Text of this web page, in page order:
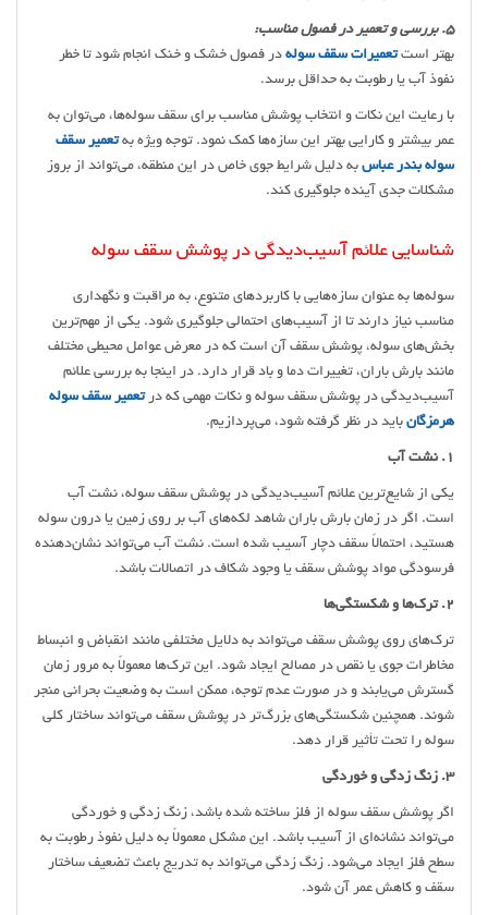
5. بررسی و تعمیر در فصول مناسب:
بهتر استتعمیرات سقف سوله در فصول خشک و خنک انجام شود تا خطر
نفوذ آب یا رطوبت به حداقل برسد.
با رعایت این نکات و انتخاب پوشش مناسب برای سقف سوله‌ها، می‌توان به
عمر بیشتر و کارایی بهتر این سازه‌ها کمک نمود. توجه ویژه بهتعمیر سقف
سوله بندر عباس به دلیل شرایط جوی خاص در این منطقه، می‌تواند از بروز
مشکلات جدی آینده جلوگیری کند.
شناسایی علائم آسیب‌دیدگی در پوشش سقف سوله
سوله‌ها به عنوان سازه‌هایی با کاربردهای متنوع، به مراقبت و نگهداری
مناسب نیاز دارند تا از آسیب‌های احتمالی جلوگیری شود. یکی از مهم‌ترین
بخش‌های سوله، پوشش سقف آن است که در معرض عوامل محیطی مختلف
مانند بارش باران، تغییرات دما و باد قرار دارد. در اینجا به بررسی علائم
آسیب‌دیدگی در پوشش سقف سوله و نکات مهمی که درتعمیر سقف سوله
هرمزگان باید در نظر گرفته شود، می‌پردازیم.
1. نشت آب
یکی از شایع‌ترین علائم آسیب‌دیدگی در پوشش سقف سوله، نشت آب
است. اگر در زمان بارش باران شاهد لکه‌های آب بر روی زمین یا درون سوله
هستید، احتمالاً سقف دچار آسیب شده است. نشت آب می‌تواند نشان‌دهنده
فرسودگی مواد پوشش سقف یا وجود شکاف در اتصالات باشد.
2. ترک‌ها و شکستگی‌ها
ترک‌های روی پوشش سقف می‌تواند به دلایل مختلفی مانند انقباض و انبساط
مخاطرات جوی یا نقص در مصالح ایجاد شود. این ترک‌ها معمولاً به مرور زمان
گسترش می‌یابند و در صورت عدم توجه، ممکن است به وضعیت بحرانی منجر
شوند. همچنین شکستگی‌های بزرگ‌تر در پوشش سقف می‌تواند ساختار کلی
سوله را تحت تأثیر قرار دهد.
3. زنگ زدگی و خوردگی
اگر پوشش سقف سوله از فلز ساخته شده باشد، زنگ زدگی و خوردگی
می‌تواند نشانه‌ای از آسیب باشد. این مشکل معمولاً به دلیل نفوذ رطوبت به
سطح فلز ایجاد می‌شود. زنگ زدگی می‌تواند به تدریج باعث تضعیف ساختار
سقف و کاهش عمر آن شود.